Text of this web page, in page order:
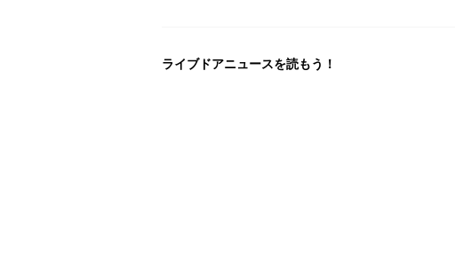
ライブドアニュースを読もう！